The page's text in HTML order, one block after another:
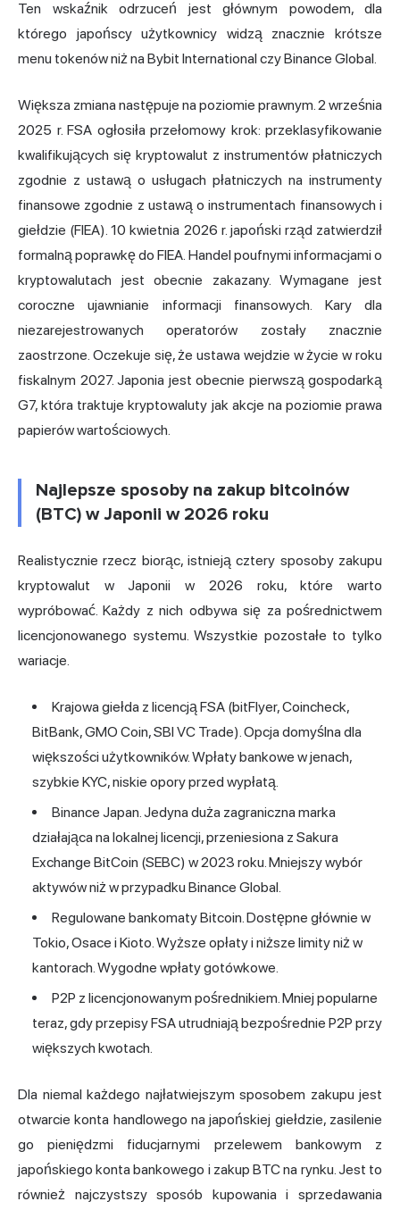
Ten wskaźnik odrzuceń jest głównym powodem, dla
którego japońscy użytkownicy widzą znacznie krótsze
menu tokenów niż na Bybit International czy Binance Global.
Większa zmiana następuje na poziomie prawnym. 2 września
2025 r. FSA ogłosiła przełomowy krok: przeklasyfikowanie
kwalifikujących się kryptowalut z instrumentów płatniczych
zgodnie z ustawą o usługach płatniczych na instrumenty
finansowe zgodnie z ustawą o instrumentach finansowych i
giełdzie (FIEA). 10 kwietnia 2026 r. japoński rząd zatwierdził
formalną poprawkę do FIEA. Handel poufnymi informacjami o
kryptowalutach jest obecnie zakazany. Wymagane jest
coroczne ujawnianie informacji finansowych. Kary dla
niezarejestrowanych operatorów zostały znacznie
zaostrzone. Oczekuje się, że ustawa wejdzie w życie w roku
fiskalnym 2027. Japonia jest obecnie pierwszą gospodarką
G7, która traktuje kryptowaluty jak akcje na poziomie prawa
papierów wartościowych.
Najlepsze sposoby na zakup bitcoinów
(BTC) w Japonii w 2026 roku
Realistycznie rzecz biorąc, istnieją cztery sposoby zakupu
kryptowalut w Japonii w 2026 roku, które warto
wypróbować. Każdy z nich odbywa się za pośrednictwem
licencjonowanego systemu. Wszystkie pozostałe to tylko
wariacje.
Krajowa giełda z licencją FSA (bitFlyer, Coincheck,
BitBank, GMO Coin, SBI VC Trade). Opcja domyślna dla
większości użytkowników. Wpłaty bankowe w jenach,
szybkie KYC, niskie opory przed wypłatą.
Binance Japan. Jedyna duża zagraniczna marka
działająca na lokalnej licencji, przeniesiona z Sakura
Exchange BitCoin (SEBC) w 2023 roku. Mniejszy wybór
aktywów niż w przypadku Binance Global.
Regulowane bankomaty Bitcoin. Dostępne głównie w
Tokio, Osace i Kioto. Wyższe opłaty i niższe limity niż w
kantorach. Wygodne wpłaty gotówkowe.
P2P z licencjonowanym pośrednikiem. Mniej popularne
teraz, gdy przepisy FSA utrudniają bezpośrednie P2P przy
większych kwotach.
Dla niemal każdego najłatwiejszym sposobem zakupu jest
otwarcie konta handlowego na japońskiej giełdzie, zasilenie
go pieniędzmi fiducjarnymi przelewem bankowym z
japońskiego konta bankowego i zakup BTC na rynku. Jest to
również najczystszy sposób kupowania i sprzedawania